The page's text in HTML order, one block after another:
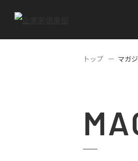
トップ マガ